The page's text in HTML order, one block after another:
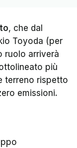
, che dal
Toyoda (per
ruolo arriverà
più
terreno rispetto
emissioni.